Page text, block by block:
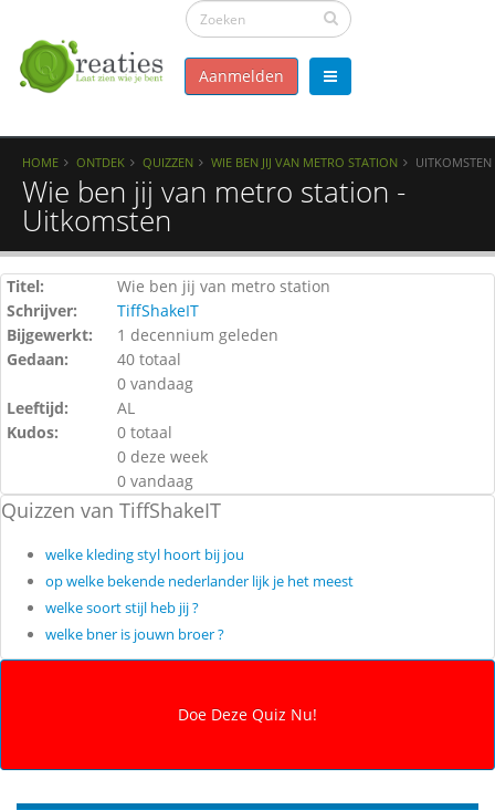
Aanmelden
HOME ONTDEK QUIZZEN WIE BEN JIJ VAN METRO STATION UITKOMSTEN
Wie ben jij van metro station -
Uitkomsten
Titel:
Wie ben jij van metro station
Schrijver:
TiffShakeIT
Bijgewerkt:
1 decennium geleden
Gedaan:
40 totaal
0 vandaag
Leeftijd:
AL
Kudos:
0 totaal
0 deze week
0 vandaag
Quizzen van TiffShakeIT
welke kleding styl hoort bij jou
op welke bekende nederlander lijk je het meest
welke soort stijl heb jij ?
welke bner is jouwn broer ?